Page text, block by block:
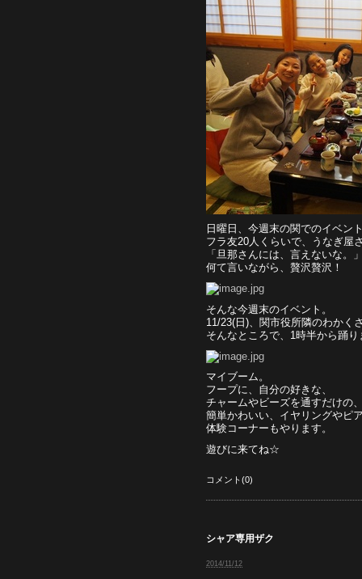
日曜日、今週末の関でのイベン
フラ友20人くらいで、うなぎ屋
「旦那さんには、言えないな。
何て言いながら、贅沢贅沢！
そんな今週末のイベント。
11/23(日)、関市役所隣のわかく
そんなところで、1時半から踊り
マイブーム。
フープに、自分の好きな、
チャームやビーズを通すだけの
簡単かわいい、イヤリングやピ
体験コーナーもやります。
遊びに来てね☆
コメント(0)
シャア専用ザク
2014/11/12